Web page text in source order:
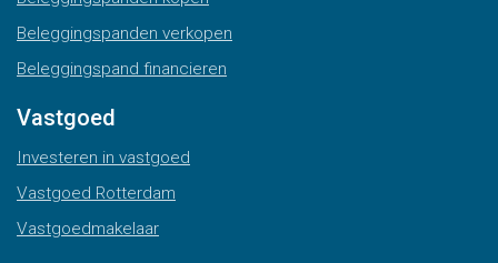
Beleggingspanden verkopen
Beleggingspand financieren
Vastgoed
Investeren in vastgoed
Vastgoed Rotterdam
Vastgoedmakelaar